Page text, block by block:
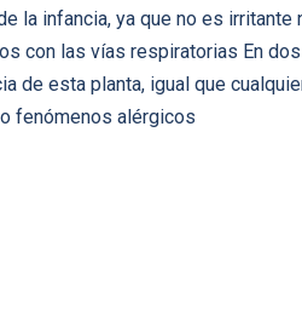
la infancia, ya que no es irritante
con las vías respiratorias En
de esta planta, igual que
fenómenos alérgicos